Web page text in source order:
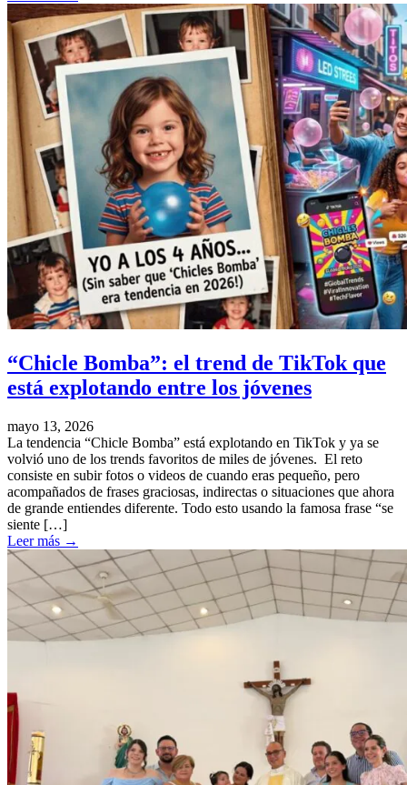
“Chicle Bomba”: el trend de TikTok que
está explotando entre los jóvenes
mayo 13, 2026
La tendencia “Chicle Bomba” está explotando en TikTok y ya se
volvió uno de los trends favoritos de miles de jóvenes. El reto
consiste en subir fotos o videos de cuando eras pequeño, pero
acompañados de frases graciosas, indirectas o situaciones que ahora
de grande entiendes diferente. Todo esto usando la famosa frase “se
siente […]
Leer más →